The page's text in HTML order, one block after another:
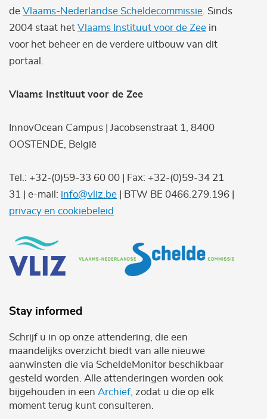
de Vlaams-Nederlandse Scheldecommissie . Sinds
2004 staat het Vlaams Instituut voor de Zee in
voor het beheer en de verdere uitbouw van dit
portaal.
Vlaams Instituut voor de Zee
InnovOcean Campus | Jacobsenstraat 1, 8400
OOSTENDE, België
Tel.: +32-(0)59-33 60 00 | Fax: +32-(0)59-34 21
31 | e-mail: info@vliz.be | BTW BE 0466.279.196 |
privacy en cookiebeleid
Stay informed
Schrijf u in op onze attendering, die een
maandelijks overzicht biedt van alle nieuwe
aanwinsten die via ScheldeMonitor beschikbaar
gesteld worden. Alle attenderingen worden ook
bijgehouden in een Archief , zodat u die op elk
moment terug kunt consulteren.